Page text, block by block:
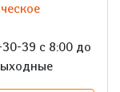
39 с 8:00 до